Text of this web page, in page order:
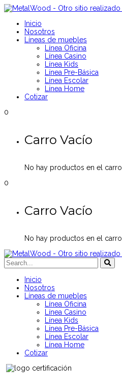
Inicio
Nosotros
Líneas de muebles
Línea Oficina
Línea Casino
Línea Kids
Línea Pre-Básica
Línea Escolar
Línea Home
Cotizar
0
Carro Vacío
No hay productos en el carro
0
Carro Vacío
No hay productos en el carro
Inicio
Nosotros
Líneas de muebles
Línea Oficina
Línea Casino
Línea Kids
Línea Pre-Básica
Línea Escolar
Línea Home
Cotizar